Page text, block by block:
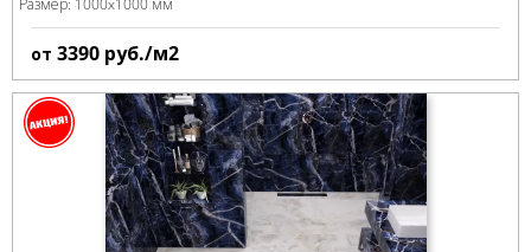
Размер: 1000x1000 мм
от 3390 руб./м2